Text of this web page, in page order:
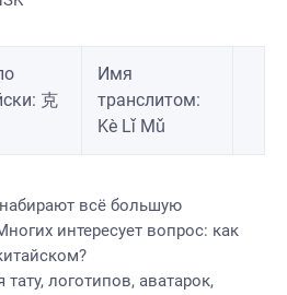
克
Имя
транслитом:
Kè Lǐ Mǔ
всё большую
интересует вопрос: как
тату, логотипов, аватарок,